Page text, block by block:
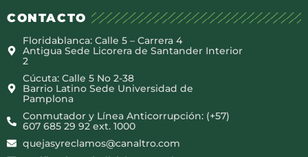
CONTACTO
Floridablanca: Calle 5 – Carrera 4
Antigua Sede Licorera de Santander Interior
2
Cúcuta: Calle 5 No 2-38
Barrio Latino Sede Universidad de
Pamplona
Conmutador y Línea Anticorrupción: (+57)
607 685 29 92 ext. 1000
quejasyreclamos@canaltro.com